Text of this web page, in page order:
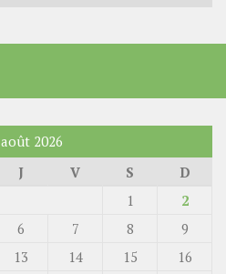
août 2026
J V S
D
1
2
6 7 8
9
13 14 15
16